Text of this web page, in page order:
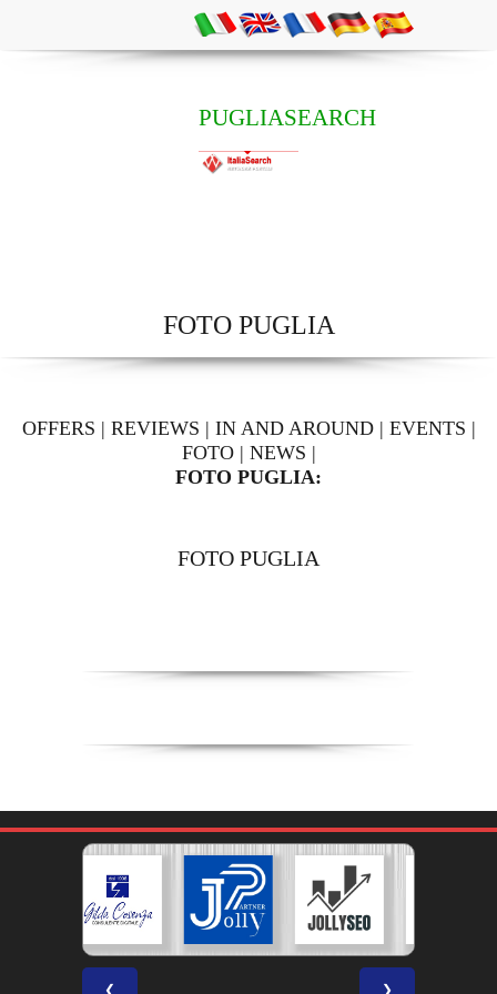
PUGLIASEARCH
FOTO PUGLIA
OFFERS | REVIEWS | IN AND AROUND| EVENTS |
FOTO| NEWS |
FOTO PUGLIA:
FOTO PUGLIA
❮ ❯